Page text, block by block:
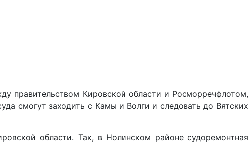
правительством Кировской области и Росморречфлотом,
смогут заходить с Камы и Волги и следовать до Вятских
области. Так, в Нолинском районе судоремонтная